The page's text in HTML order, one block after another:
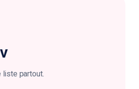
liste partout.